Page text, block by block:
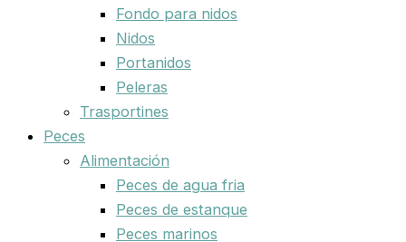
Fondo para nidos
Nidos
Portanidos
Peleras
Trasportines
Peces
Alimentación
Peces de agua fria
Peces de estanque
Peces marinos